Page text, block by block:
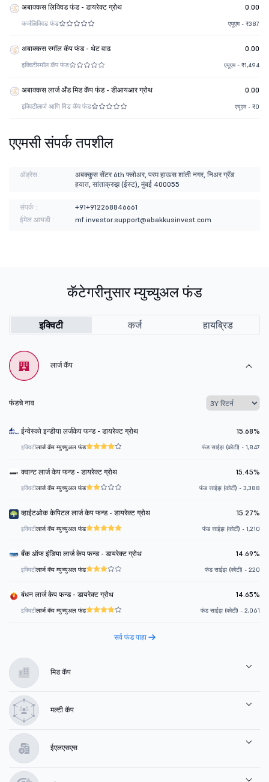
अबाक्कस लिक्विड फंड - डायरेक्ट ग्रोथ 0.00
कर्जलिक्विड फंड एयूएम - ₹387
अबाक्कस स्मॉल कॅप फंड - थेट वाढ 0.00
इक्विटीस्मॉल कॅप फंड एयूएम - ₹1,494
अबाक्कस लार्ज अँड मिड कॅप फंड - डीआयआर ग्रोथ 0.00
इक्विटीलार्ज आणि मिड कॅप फंड एयूएम - ₹0
एएमसी संपर्क तपशील
ॲड्रेस :
अबक्कुस सेंटर 6th फ्लोअर, परम हाऊस शांती नगर, निअर ग्रँड
हयात, सांताक्रुझ (ईस्ट), मुंबई 400055
संपर्क :
+91+912268846661
ईमेल आयडी :
mf.investor.support@abakkusinvest.com
कॅटेगरीनुसार म्युच्युअल फंड
इक्विटी कर्ज हायब्रिड
लार्ज कॅप
फंडचे नाव
ईन्वेस्को इन्डीया लर्जकेप फन्ड - डायरेक्ट ग्रोथ 15.68%
इक्विटीलार्ज कॅप म्युच्युअल फंड फंड साईझ (कोटी) - 1,847
क्वान्ट लार्ज केप फन्ड - डायरेक्ट ग्रोथ 15.45%
इक्विटीलार्ज कॅप म्युच्युअल फंड फंड साईझ (कोटी) - 3,388
व्हाईटओक केपिटल लार्ज केप फन्ड - डायरेक्ट ग्रोथ 15.27%
इक्विटीलार्ज कॅप म्युच्युअल फंड फंड साईझ (कोटी) - 1,210
बँक ऑफ इंडिया लार्ज केप फन्ड - डायरेक्ट ग्रोथ 14.69%
इक्विटीलार्ज कॅप म्युच्युअल फंड फंड साईझ (कोटी) - 220
बंधन लार्ज केप फन्ड - डायरेक्ट ग्रोथ 14.65%
इक्विटीलार्ज कॅप म्युच्युअल फंड फंड साईझ (कोटी) - 2,061
सर्व फंड पाहा
मिड कॅप
मल्टी कॅप
ईएलएसएस